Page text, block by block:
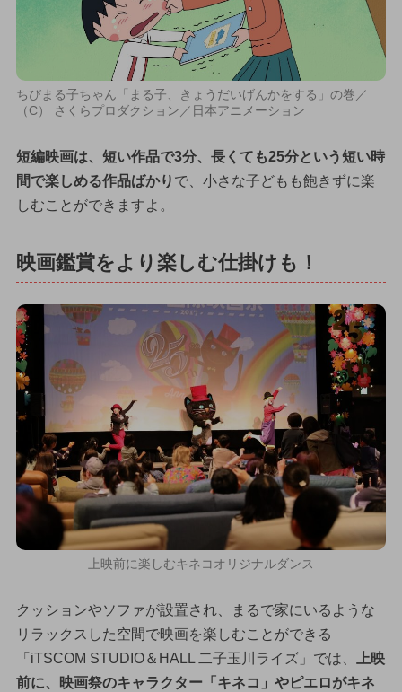
ちびまる子ちゃん「まる子、きょうだいげんかをする」の巻／
（C） さくらプロダクション／日本アニメーション
短編映画は、短い作品で3分、長くても25分という短い時
間で楽しめる作品ばかり で、小さな子どもも飽きずに楽
しむことができますよ。
映画鑑賞をより楽しむ仕掛けも！
上映前に楽しむキネコオリジナルダンス
クッションやソファが設置され、まるで家にいるような
リラックスした空間で映画を楽しむことができる
「iTSCOM STUDIO＆HALL 二子玉川ライズ」では、
上映
前に、映画祭のキャラクター「キネコ」やピエロがキネ